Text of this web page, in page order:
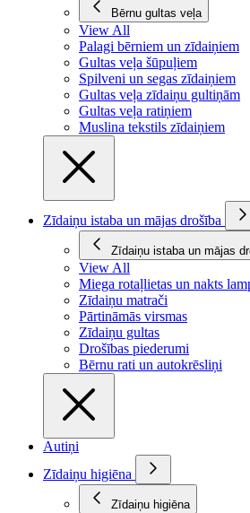
Bērnu gultas veļa
View All
Palagi bērniem un zīdaiņiem
Gultas veļa šūpuļiem
Spilveni un segas zīdaiņiem
Gultas veļa zīdaiņu gultiņām
Gultas veļa ratiņiem
Muslina tekstils zīdaiņiem
Zīdaiņu istaba un mājas drošība
Zīdaiņu istaba un mājas
View All
Miega rotaļlietas un nakts
Zīdaiņu matrači
Pārtināmās virsmas
Zīdaiņu gultas
Drošības piederumi
Bērnu rati un autokrēsliņi
Autiņi
Zīdaiņu higiēna
Zīdaiņu higiēna